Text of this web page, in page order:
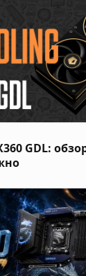
GDL: